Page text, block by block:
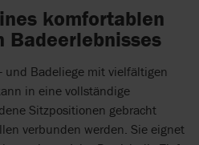
komfortablen
Badeerlebnisses
und Badeliege mit vielfältigen
in eine vollständige
Sitzpositionen gebracht
verbunden werden. Sie eignet